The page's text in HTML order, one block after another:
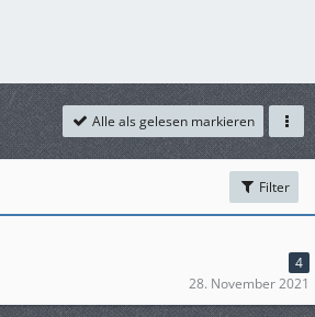
Alle als gelesen markieren
Filter
4
28. November 2021